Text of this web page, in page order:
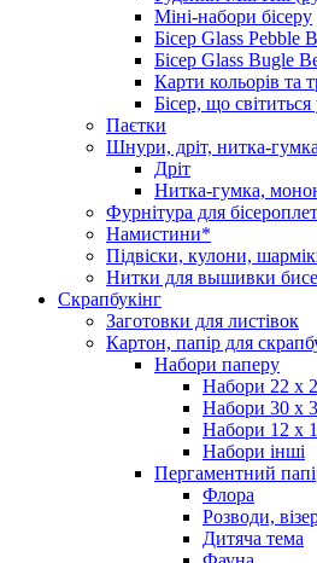
Міні-набори бісеру
Бісер Glass Pebble
Бісер Glass Bugle
Карти кольорів та
Бісер, що світиться
Паєтки
Шнури, дріт, нитка-
Дріт
Нитка-гумка,
Фурнітура для
Намистини*
Підвіски, кулони,
Нитки для вышивки
Скрапбукінг
Заготовки для листівок
Картон, папір для
Набори паперу
Набори 22 х
Набори 30 х
Набори 12 х
Набори інші
Пергаментний
Флора
Розводи,
Дитяча тема